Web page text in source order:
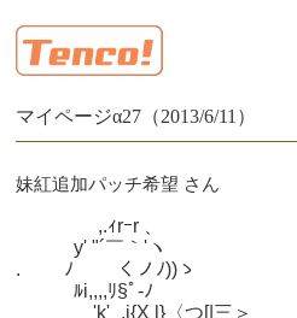
マイページα27（2013/6/11）
妹紅追加パッチ希望 さん
,.ｨrｰr 、
y' "´￣｀'ヽ
.　　 ﾉ　　 くノﾉ))ゝ
ﾙi,,,,ﾘ§ﾟ-ﾉ
'k'_,i{X l}〈つ[|三＞